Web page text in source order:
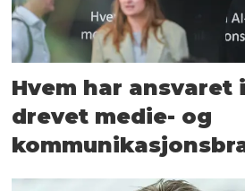
Hvem har ansvaret
drevet medie- og